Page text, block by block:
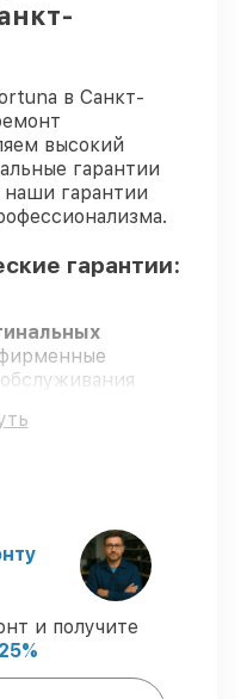
в Санкт-
высокий
гарантии
гарантии
гарантии:
и получите